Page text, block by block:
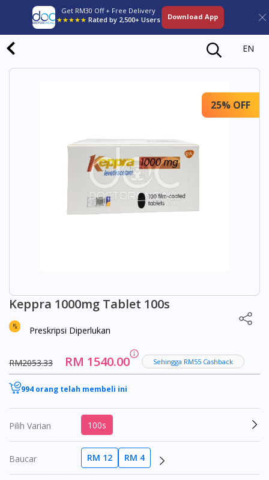
Get RM30 Off + Free Delivery
★★★★★ Rated by 2,500+ Users Download App
EN
25% OFF
Keppra 1000mg Tablet 100s
Preskripsi Diperlukan
RM2053.33 RM 1540.00 Sehingga RM55 Cashback
994 orang telah membeli ini
Pilih Varian 100s
Baucar RM 12 RM 4